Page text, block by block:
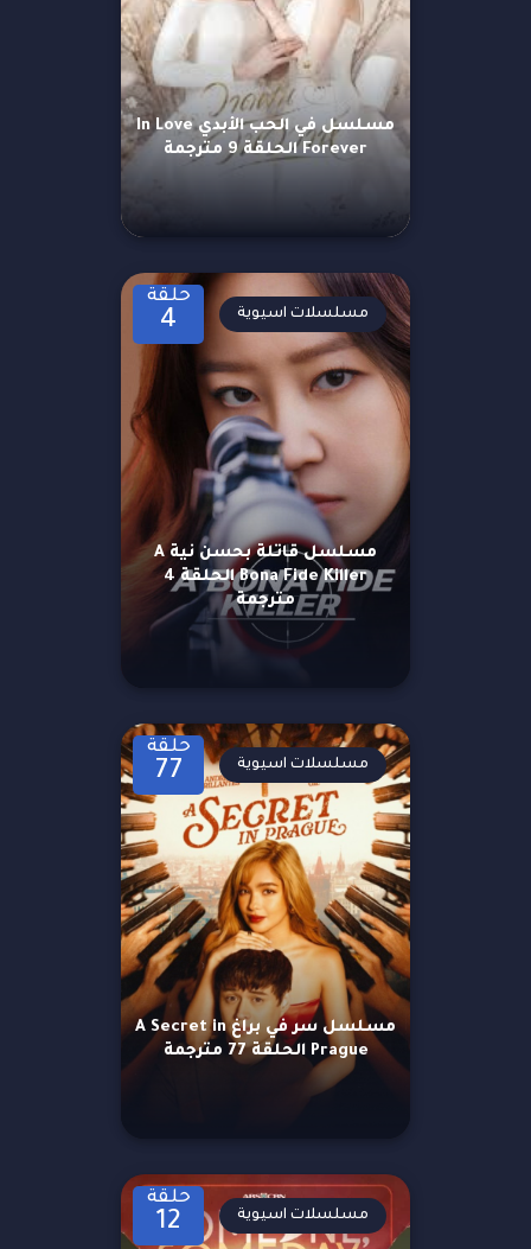
مسلسل في الحب الأبدي In Love
Forever الحلقة 9 مترجمة
حلقة
4
مسلسل قاتلة بحسن نية A
Bona Fide Killer الحلقة 4
مترجمة
مسلسلات اسيوية
حلقة
77
مسلسل سر في براغ A Secret in
Prague الحلقة 77 مترجمة
مسلسلات اسيوية
حلقة
12 مسلسلات اسيوية